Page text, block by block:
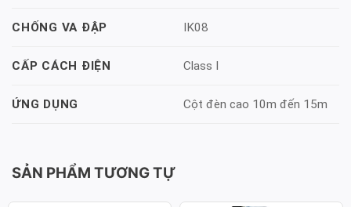
CHỐNG VA ĐẬP IK08
CẤP CÁCH ĐIỆN Class I
ỨNG DỤNG Cột đèn cao 10m đến 15m
SẢN PHẨM TƯƠNG TỰ